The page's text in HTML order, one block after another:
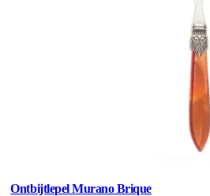
Ontbijtlepel Murano Brique